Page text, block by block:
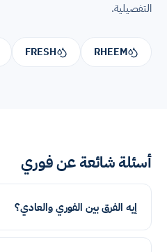
التفصيلية.
RHEEM
FRESH
أسئلة شائعة عن فوري
إيه الفرق بين الفوري والعادي؟